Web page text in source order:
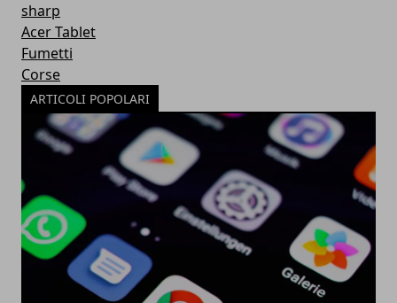
sharp
Acer Tablet
Fumetti
Corse
ARTICOLI POPOLARI